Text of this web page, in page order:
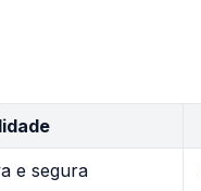
e segura